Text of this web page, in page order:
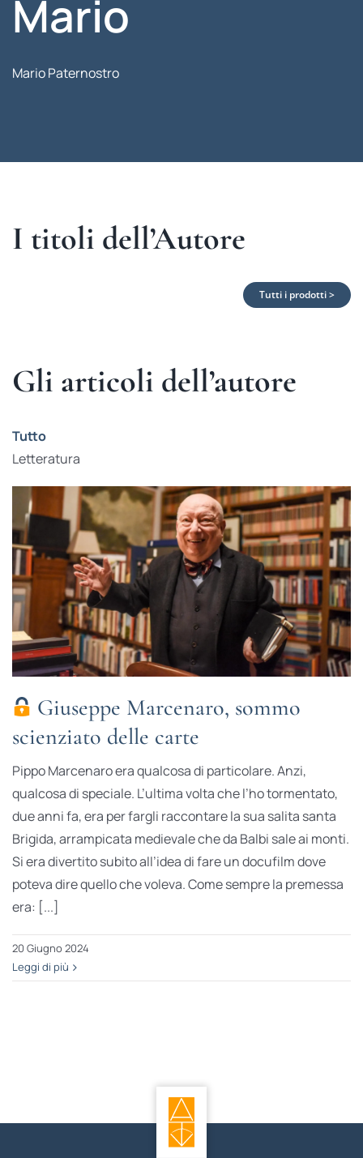
Mario
Mario Paternostro
I titoli dell’Autore
Tutti i prodotti >
Gli articoli dell’autore
Tutto
Letteratura
Giuseppe Marcenaro, sommo
scienziato delle carte
Pippo Marcenaro era qualcosa di particolare. Anzi,
qualcosa di speciale. L’ultima volta che l’ho tormentato,
due anni fa, era per fargli raccontare la sua salita santa
Brigida, arrampicata medievale che da Balbi sale ai monti.
Si era divertito subito all’idea di fare un docufilm dove
poteva dire quello che voleva. Come sempre la premessa
era: [...]
20 Giugno 2024
Leggi di più